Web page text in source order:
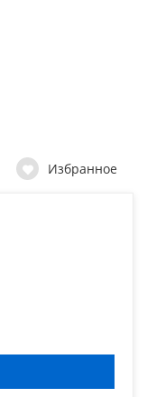
Избранное